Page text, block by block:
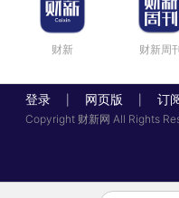
财新 财新周
登录 网页版 订
Copyright 财新网 All Rights